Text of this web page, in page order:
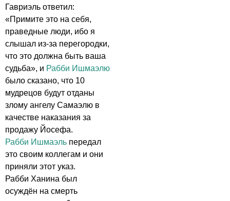
Гавриэль ответил:
«Примите это на себя,
праведные люди, ибо я
слышал из-за перегородки,
что это должна быть ваша
судьба», и Рабби Ишмаэлю
было сказано, что 10
мудрецов будут отданы
злому ангелу Самаэлю в
качестве наказания за
продажу Йосефа.
Рабби Ишмаэль передал
это своим коллегам и они
приняли этот указ.
Рабби Ханина был
осуждён на смерть